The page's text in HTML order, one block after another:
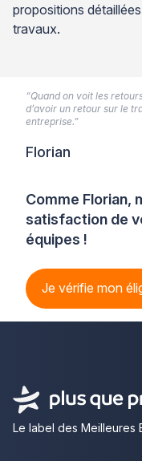
propositions
travaux.
Comme Florian,
satisfaction de
équipes !
Je vérifie mon
“Quand on voit les
d’avoir un retour sur le
entreprise.”
Florian
Le label des Meilleures